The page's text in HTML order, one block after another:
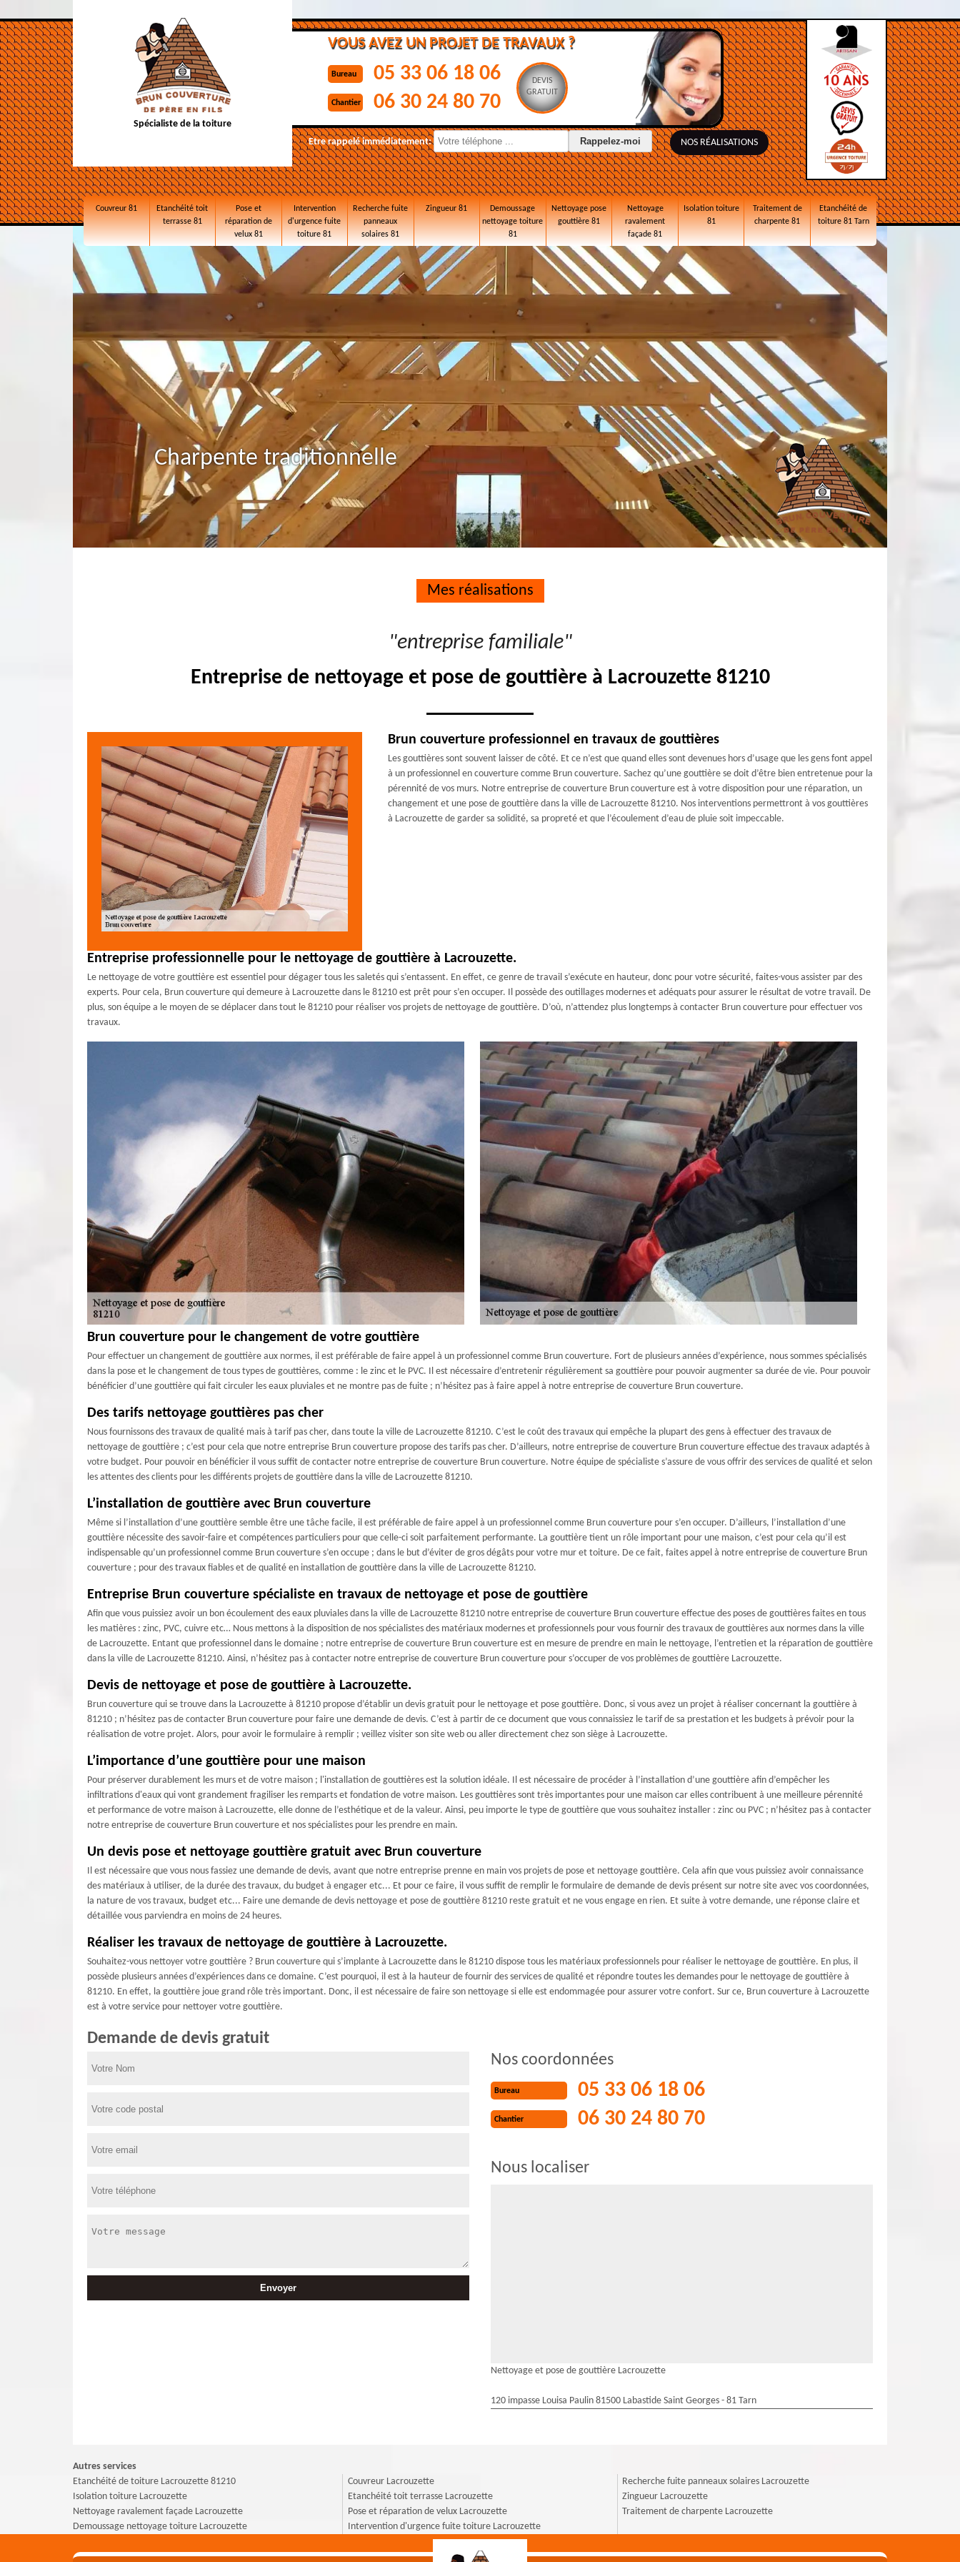
Spécialiste de la toiture
VOUS AVEZ UN PROJET DE TRAVAUX ?
Bureau 05 33 06 18 06
Chantier 06 30 24 80 70
DEVIS
GRATUIT
Etre rappelé immédiatement: NOS RÉALISATIONS
Couvreur 81
Etanchéité toit
terrasse 81
Pose et
réparation de
velux 81
Intervention
d'urgence fuite
toiture 81
Recherche fuite
panneaux
solaires 81
Zingueur 81
Demoussage
nettoyage toiture
81
Nettoyage pose
gouttière 81
Nettoyage
ravalement
façade 81
Isolation toiture
81
Traitement de
charpente 81
Etanchéité de
toiture 81 Tarn
Charpente traditionnelle
Mes réalisations
"entreprise familiale"
Entreprise de nettoyage et pose de gouttière à Lacrouzette 81210
Brun couverture professionnel en travaux de gouttières
Les gouttières sont souvent laisser de côté. Et ce n’est que quand elles sont devenues hors d’usage que les gens font appel
à un professionnel en couverture comme Brun couverture. Sachez qu’une gouttière se doit d’être bien entretenue pour la
pérennité de vos murs. Notre entreprise de couverture Brun couverture est à votre disposition pour une réparation, un
changement et une pose de gouttière dans la ville de Lacrouzette 81210. Nos interventions permettront à vos gouttières
à Lacrouzette de garder sa solidité, sa propreté et que l’écoulement d’eau de pluie soit impeccable.
Entreprise professionnelle pour le nettoyage de gouttière à Lacrouzette.
Le nettoyage de votre gouttière est essentiel pour dégager tous les saletés qui s’entassent. En effet, ce genre de travail s’exécute en hauteur, donc pour votre sécurité, faites-vous assister par des
experts. Pour cela, Brun couverture qui demeure à Lacrouzette dans le 81210 est prêt pour s’en occuper. Il possède des outillages modernes et adéquats pour assurer le résultat de votre travail. De
plus, son équipe a le moyen de se déplacer dans tout le 81210 pour réaliser vos projets de nettoyage de gouttière. D’où, n’attendez plus longtemps à contacter Brun couverture pour effectuer vos
travaux.
Brun couverture pour le changement de votre gouttière
Pour effectuer un changement de gouttière aux normes, il est préférable de faire appel à un professionnel comme Brun couverture. Fort de plusieurs années d’expérience, nous sommes spécialisés
dans la pose et le changement de tous types de gouttières, comme : le zinc et le PVC. Il est nécessaire d’entretenir régulièrement sa gouttière pour pouvoir augmenter sa durée de vie. Pour pouvoir
bénéficier d’une gouttière qui fait circuler les eaux pluviales et ne montre pas de fuite ; n’hésitez pas à faire appel à notre entreprise de couverture Brun couverture.
Des tarifs nettoyage gouttières pas cher
Nous fournissons des travaux de qualité mais à tarif pas cher, dans toute la ville de Lacrouzette 81210. C’est le coût des travaux qui empêche la plupart des gens à effectuer des travaux de
nettoyage de gouttière ; c’est pour cela que notre entreprise Brun couverture propose des tarifs pas cher. D’ailleurs, notre entreprise de couverture Brun couverture effectue des travaux adaptés à
votre budget. Pour pouvoir en bénéficier il vous suffit de contacter notre entreprise de couverture Brun couverture. Notre équipe de spécialiste s’assure de vous offrir des services de qualité et selon
les attentes des clients pour les différents projets de gouttière dans la ville de Lacrouzette 81210.
L’installation de gouttière avec Brun couverture
Même si l’installation d’une gouttière semble être une tâche facile, il est préférable de faire appel à un professionnel comme Brun couverture pour s’en occuper. D’ailleurs, l’installation d’une
gouttière nécessite des savoir-faire et compétences particuliers pour que celle-ci soit parfaitement performante. La gouttière tient un rôle important pour une maison, c’est pour cela qu’il est
indispensable qu’un professionnel comme Brun couverture s’en occupe ; dans le but d’éviter de gros dégâts pour votre mur et toiture. De ce fait, faites appel à notre entreprise de couverture Brun
couverture ; pour des travaux fiables et de qualité en installation de gouttière dans la ville de Lacrouzette 81210.
Entreprise Brun couverture spécialiste en travaux de nettoyage et pose de gouttière
Afin que vous puissiez avoir un bon écoulement des eaux pluviales dans la ville de Lacrouzette 81210 notre entreprise de couverture Brun couverture effectue des poses de gouttières faites en tous
les matières : zinc, PVC, cuivre etc… Nous mettons à la disposition de nos spécialistes des matériaux modernes et professionnels pour vous fournir des travaux de gouttières aux normes dans la ville
de Lacrouzette. Entant que professionnel dans le domaine ; notre entreprise de couverture Brun couverture est en mesure de prendre en main le nettoyage, l’entretien et la réparation de gouttière
dans la ville de Lacrouzette 81210. Ainsi, n’hésitez pas à contacter notre entreprise de couverture Brun couverture pour s’occuper de vos problèmes de gouttière Lacrouzette.
Devis de nettoyage et pose de gouttière à Lacrouzette.
Brun couverture qui se trouve dans la Lacrouzette à 81210 propose d’établir un devis gratuit pour le nettoyage et pose gouttière. Donc, si vous avez un projet à réaliser concernant la gouttière à
81210 ; n’hésitez pas de contacter Brun couverture pour faire une demande de devis. C’est à partir de ce document que vous connaissiez le tarif de sa prestation et les budgets à prévoir pour la
réalisation de votre projet. Alors, pour avoir le formulaire à remplir ; veillez visiter son site web ou aller directement chez son siège à Lacrouzette.
L’importance d’une gouttière pour une maison
Pour préserver durablement les murs et de votre maison ; l'installation de gouttières est la solution idéale. Il est nécessaire de procéder à l’installation d’une gouttière afin d’empêcher les
infiltrations d'eaux qui vont grandement fragiliser les remparts et fondation de votre maison. Les gouttières sont très importantes pour une maison car elles contribuent à une meilleure pérennité
et performance de votre maison à Lacrouzette, elle donne de l’esthétique et de la valeur. Ainsi, peu importe le type de gouttière que vous souhaitez installer : zinc ou PVC ; n’hésitez pas à contacter
notre entreprise de couverture Brun couverture et nos spécialistes pour les prendre en main.
Un devis pose et nettoyage gouttière gratuit avec Brun couverture
Il est nécessaire que vous nous fassiez une demande de devis, avant que notre entreprise prenne en main vos projets de pose et nettoyage gouttière. Cela afin que vous puissiez avoir connaissance
des matériaux à utiliser, de la durée des travaux, du budget à engager etc... Et pour ce faire, il vous suffit de remplir le formulaire de demande de devis présent sur notre site avec vos coordonnées,
la nature de vos travaux, budget etc... Faire une demande de devis nettoyage et pose de gouttière 81210 reste gratuit et ne vous engage en rien. Et suite à votre demande, une réponse claire et
détaillée vous parviendra en moins de 24 heures.
Réaliser les travaux de nettoyage de gouttière à Lacrouzette.
Souhaitez-vous nettoyer votre gouttière ? Brun couverture qui s’implante à Lacrouzette dans le 81210 dispose tous les matériaux professionnels pour réaliser le nettoyage de gouttière. En plus, il
possède plusieurs années d’expériences dans ce domaine. C’est pourquoi, il est à la hauteur de fournir des services de qualité et répondre toutes les demandes pour le nettoyage de gouttière à
81210. En effet, la gouttière joue grand rôle très important. Donc, il est nécessaire de faire son nettoyage si elle est endommagée pour assurer votre confort. Sur ce, Brun couverture à Lacrouzette
est à votre service pour nettoyer votre gouttière.
Demande de devis gratuit
Nos coordonnées
Bureau 05 33 06 18 06
Chantier 06 30 24 80 70
Nous localiser
Nettoyage et pose de gouttière Lacrouzette
120 impasse Louisa Paulin 81500 Labastide Saint Georges - 81 Tarn
Autres services
Etanchéité de toiture Lacrouzette 81210
Isolation toiture Lacrouzette
Nettoyage ravalement façade Lacrouzette
Demoussage nettoyage toiture Lacrouzette
Couvreur Lacrouzette
Etanchéité toit terrasse Lacrouzette
Pose et réparation de velux Lacrouzette
Intervention d'urgence fuite toiture Lacrouzette
Recherche fuite panneaux solaires Lacrouzette
Zingueur Lacrouzette
Traitement de charpente Lacrouzette